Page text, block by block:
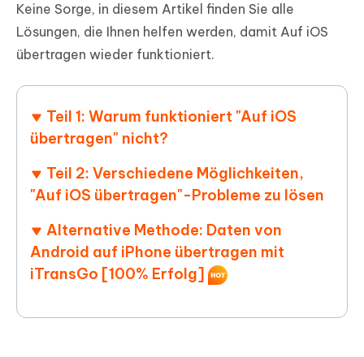
Keine Sorge, in diesem Artikel finden Sie alle
Lösungen, die Ihnen helfen werden, damit Auf iOS
übertragen wieder funktioniert.
Teil 1: Warum funktioniert "Auf iOS
übertragen" nicht?
Teil 2: Verschiedene Möglichkeiten,
"Auf iOS übertragen"-Probleme zu lösen
Alternative Methode: Daten von
Android auf iPhone übertragen mit
iTransGo [100% Erfolg]